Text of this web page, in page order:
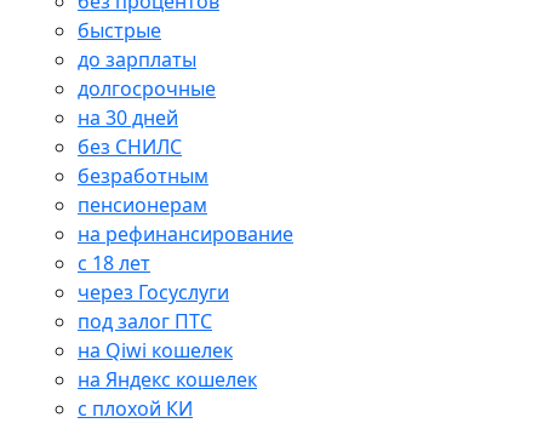
быстрые
до зарплаты
долгосрочные
на 30 дней
без СНИЛС
безработным
пенсионерам
на рефинансирование
с 18 лет
через Госуслуги
под залог ПТС
на Qiwi кошелек
на Яндекс кошелек
с плохой КИ